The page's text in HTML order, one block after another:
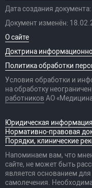
Дата создания
Документ изменён:
О сайте
Доктрина
Политика обработки
Условия обработки и
на обработку
работников АО
Юридическая информация
Нормативно-правовая
Порядки, клинические
Напоминаем вам, что
сайте, не может быть
является основанием
самолечения.